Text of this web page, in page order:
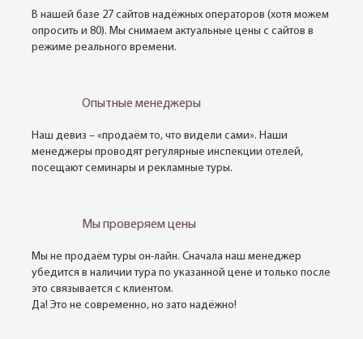
В нашей базе 27 сайтов надёжных операторов (хотя можем
опросить и 80). Мы снимаем актуальные цены с сайтов в
режиме реального времени.
Опытные менеджеры
Наш девиз – «продаём то, что видели сами». Наши
менеджеры проводят регулярные инспекции отелей,
посещают семинары и рекламные туры.
Мы проверяем цены
Мы не продаём туры он-лайн. Сначала наш менеджер
убедится в наличии тура по указанной цене и только после
это связывается с клиентом.
Да! Это не современно, но зато надёжно!